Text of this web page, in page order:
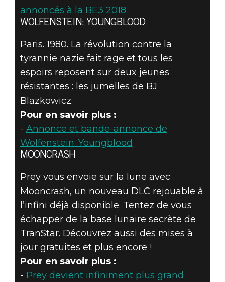
annoncés à la BE3 2018
WOLFENSTEIN: YOUNGBLOOD
Paris. 1980. La révolution contre la
tyrannie nazie fait rage et tous les
espoirs reposent sur deux jeunes
résistantes : les jumelles de BJ
Blazkowicz.
Pour en savoir plus :
- Annonce et bande-annonce de
Wolfenstein: Youngblood
MOONCRASH
Prey vous envoie sur la lune avec
Mooncrash, un nouveau DLC rejouable à
l’infini déjà disponible. Tentez de vous
échapper de la base lunaire secrète de
TranStar. Découvrez aussi des mises à
jour gratuites et plus encore !
Pour en savoir plus :
- Prey devient infiniment plus grand